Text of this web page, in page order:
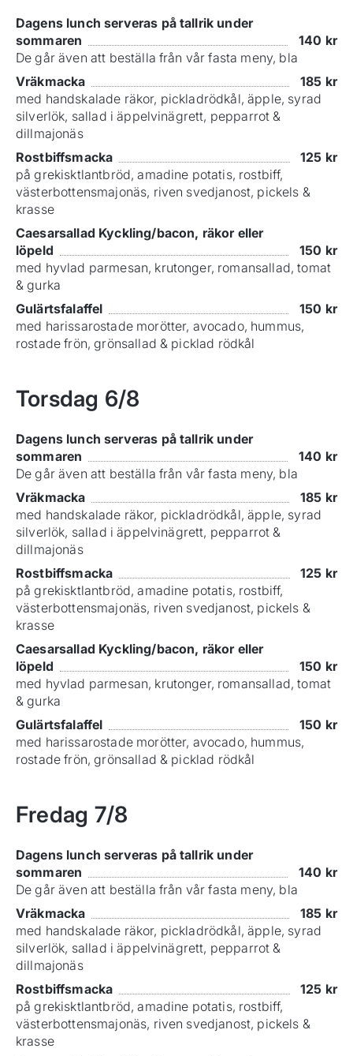
Dagens lunch serveras på tallrik under
sommaren
140 kr
De går även att beställa från vår fasta meny, bla
Vräkmacka
185 kr
med handskalade räkor, pickladrödkål, äpple, syrad
silverlök, sallad i äppelvinägrett, pepparrot &
dillmajonäs
Rostbiffsmacka
125 kr
på grekisktlantbröd, amadine potatis, rostbiff,
västerbottensmajonäs, riven svedjanost, pickels &
krasse
Caesarsallad Kyckling/bacon, räkor eller
löpeld
150 kr
med hyvlad parmesan, krutonger, romansallad, tomat
& gurka
Gulärtsfalaffel
150 kr
med harissarostade morötter, avocado, hummus,
rostade frön, grönsallad & picklad rödkål
Torsdag 6/8
Dagens lunch serveras på tallrik under
sommaren
140 kr
De går även att beställa från vår fasta meny, bla
Vräkmacka
185 kr
med handskalade räkor, pickladrödkål, äpple, syrad
silverlök, sallad i äppelvinägrett, pepparrot &
dillmajonäs
Rostbiffsmacka
125 kr
på grekisktlantbröd, amadine potatis, rostbiff,
västerbottensmajonäs, riven svedjanost, pickels &
krasse
Caesarsallad Kyckling/bacon, räkor eller
löpeld
150 kr
med hyvlad parmesan, krutonger, romansallad, tomat
& gurka
Gulärtsfalaffel
150 kr
med harissarostade morötter, avocado, hummus,
rostade frön, grönsallad & picklad rödkål
Fredag 7/8
Dagens lunch serveras på tallrik under
sommaren
140 kr
De går även att beställa från vår fasta meny, bla
Vräkmacka
185 kr
med handskalade räkor, pickladrödkål, äpple, syrad
silverlök, sallad i äppelvinägrett, pepparrot &
dillmajonäs
Rostbiffsmacka
125 kr
på grekisktlantbröd, amadine potatis, rostbiff,
västerbottensmajonäs, riven svedjanost, pickels &
krasse